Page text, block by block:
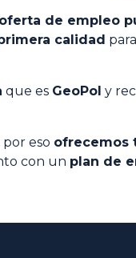
de empleo
calidad
que es GeoPol y
eso ofrecemos
con un plan de